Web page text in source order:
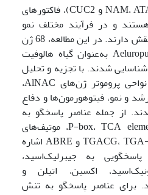
پروتئین‌های NAC (NAM، ATAF1-2 و CUC2)، فاکتورهای
و در فرآیند مختلف نمو
گیاهان و پاسخ به تنش‌ها نقش دارند. در این مطالعه، 68 ژن
NAC در گیاه Aeluropus littoralis به‌عنوان گیاه هالوفیت
متعلق به خانواده Poaceae شناسایی شدند. با تجزیه و تحلیل
عناصر تنظیمی سیس در نواحی پروموتر ژن‌های AlNAC،
و نمو، فیتوهورمون‌ها و دفاع
از جمله عناصر پاسخگو به
هورمون‌ها می‌توان به P-box، TCA element، موتیف‌های
CGTCA و TGACG، TGA-element، ERE و ABRE اشاره
به جیبرلیک‌اسید،
اکسین، اتیلن و
برای عناصر پاسخگو به تنش